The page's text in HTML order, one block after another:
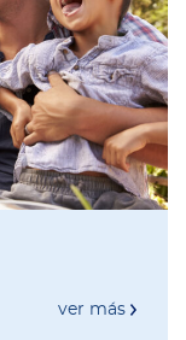
ver más